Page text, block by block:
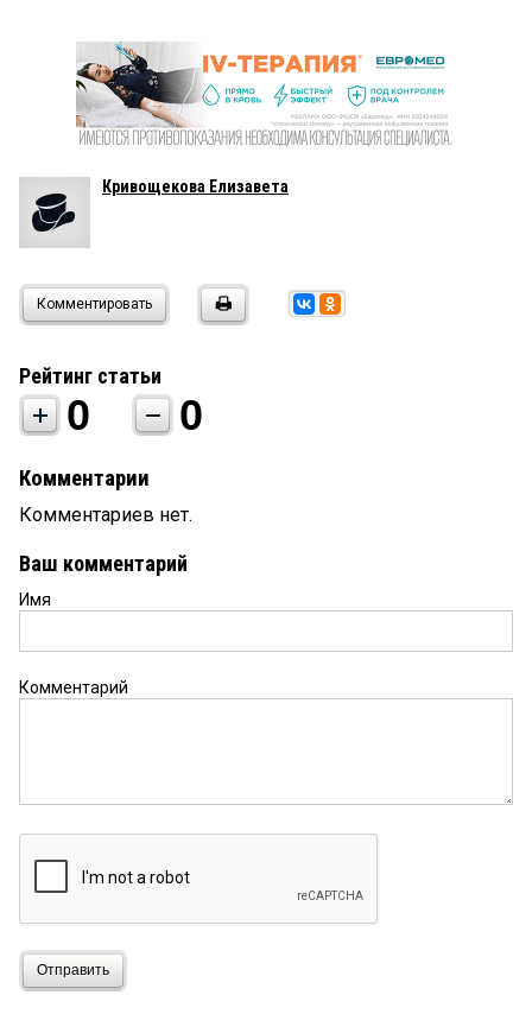
Кривощекова Елизавета
Комментировать
Рейтинг статьи
0 0
Комментарии
Комментариев нет.
Ваш комментарий
Имя
Комментарий
Отправить